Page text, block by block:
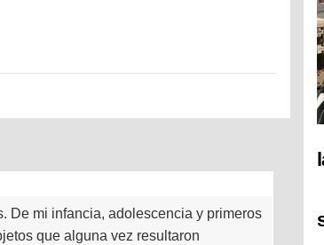
De mi infancia, adolescencia y primeros
que alguna vez resultaron